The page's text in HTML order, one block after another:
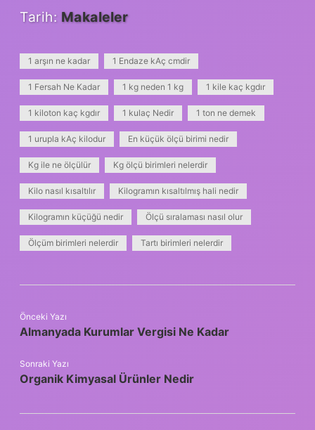
Tarih: Makaleler
1 arşın ne kadar 1 Endaze kAç cmdir
1 Fersah Ne Kadar 1 kg neden 1 kg 1 kile kaç kgdır
1 kiloton kaç kgdır 1 kulaç Nedir 1 ton ne demek
1 urupla kAç kilodur En küçük ölçü birimi nedir
Kg ile ne ölçülür Kg ölçü birimleri nelerdir
Kilo nasıl kısaltılır Kilogramın kısaltılmış hali nedir
Kilogramın küçüğü nedir Ölçü sıralaması nasıl olur
Ölçüm birimleri nelerdir Tartı birimleri nelerdir
Önceki Yazı
Almanyada Kurumlar Vergisi Ne Kadar
Sonraki Yazı
Organik Kimyasal Ürünler Nedir